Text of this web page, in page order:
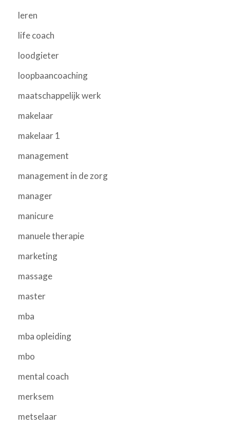
leren
life coach
loodgieter
loopbaancoaching
maatschappelijk werk
makelaar
makelaar 1
management
management in de zorg
manager
manicure
manuele therapie
marketing
massage
master
mba
mba opleiding
mbo
mental coach
merksem
metselaar